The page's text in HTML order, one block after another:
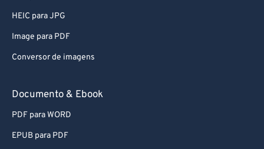
HEIC para JPG
Image para PDF
Conversor de imagens
Documento & Ebook
PDF para WORD
EPUB para PDF